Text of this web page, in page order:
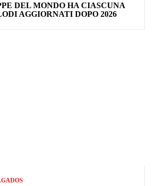
DEL MONDO HA CIASCUNA
AGGIORNATI DOPO 2026